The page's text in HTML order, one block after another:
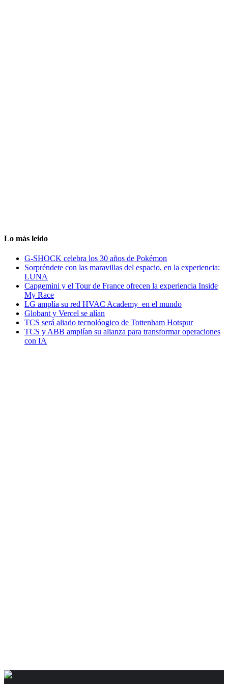
Lo más leido
G-SHOCK celebra los 30 años de Pokémon
Sorpréndete con las maravillas del espacio, en la experiencia:
LUNA
Capgemini y el Tour de France ofrecen la experiencia Inside
My Race
LG amplía su red HVAC Academy en el mundo
Globant y Vercel se alían
TCS será aliado tecnolóogico de Tottenham Hotspur
TCS y ABB amplían su alianza para transformar operaciones
con IA